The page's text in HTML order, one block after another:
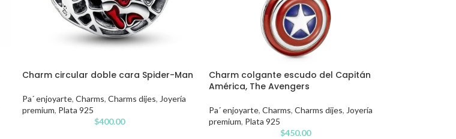
Charm circular doble cara Spider-Man
Pa´ enjoyarte, Charms, Charms dijes, Joyería
premium, Plata 925
$400.00
Charm colgante escudo del Capitán
América, The Avengers
Pa´ enjoyarte, Charms, Charms dijes, Joyería
premium, Plata 925
$450.00